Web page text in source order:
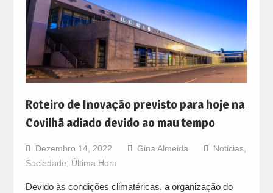
Roteiro de Inovação previsto para hoje na
Covilhã adiado devido ao mau tempo
Dezembro 14, 2022 Gina Almeida Noticias,
Sociedade
Última Hora
Devido às condições climatéricas, a organização do